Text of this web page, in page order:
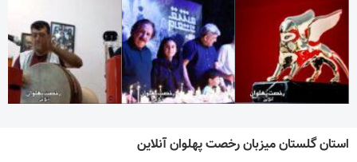
استان گلستان میزبان رخصت پهلوان آنلاین